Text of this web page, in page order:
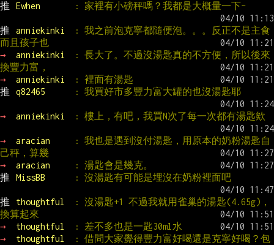
推 Ewhen : 家裡有小磅秤嗎？我都是大概量一下~
推 anniekinki
: 我之前泡克寧都隨便泡。。。反正不是主食
而且孩子也
→
anniekinki
: 長大了。不過沒湯匙真的不方便，所以後來
換豐力富，
→
anniekinki
: 裡面有湯匙
推
q82465 : 我買好市多豐力富大罐的也沒湯匙耶
→ anniekinki : 樓上，有吧，我買N次了每一次都有湯匙欸
→ aracian
: 我也是遇到沒付湯匙，用原本的奶粉湯匙自
己秤，算幾
→
aracian
: 湯匙會是幾克。
推
MissBB : 沒湯匙有可能是埋沒在奶粉裡面吧
推 thoughtful
: 沒湯匙+1 不過我就用雀巢的湯匙(4.65g)，
換算起來
→
thoughtful
: 差不多也是一匙30ml水
→
thoughtful
: 借問大家覺得豐力富好喝還是克寧好喝？包